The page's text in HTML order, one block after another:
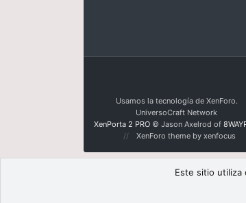
Usamos la tecnología de XenForo.
UniversoCraft Network
XenPorta 2 PRO © Jason Axelrod of
XenForo theme by xenfocus
Este sitio utiliza